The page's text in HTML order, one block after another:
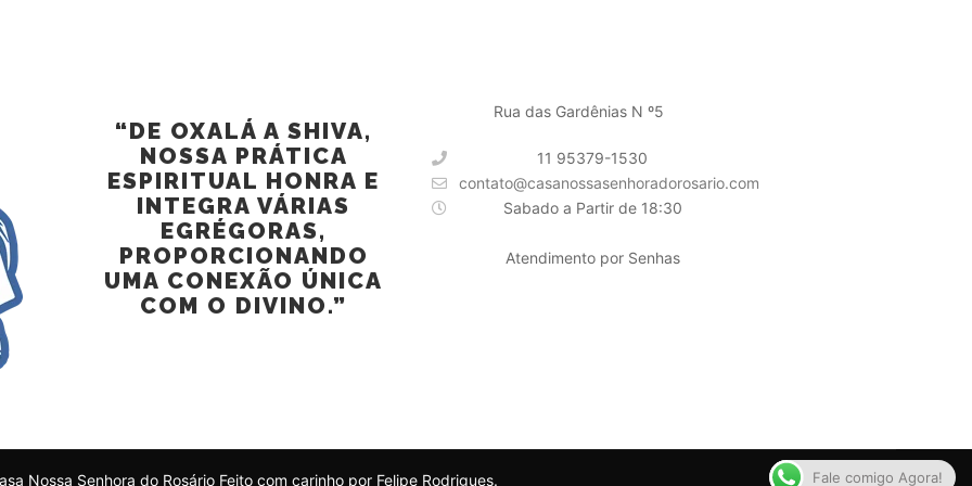
“DE OXALÁ A SHIVA,
NOSSA PRÁTICA
ESPIRITUAL HONRA E
INTEGRA VÁRIAS
EGRÉGORAS,
PROPORCIONANDO
UMA CONEXÃO ÚNICA
COM O DIVINO.”
Rua das Gardênias N º5
11 95379-1530
contato@casanossasenhoradorosario.com
Sabado a Partir de 18:30
Atendimento por Senhas
Nossa Senhora do Rosário Feito com carinho por Felipe Rodrigues. Fale comigo Agora!